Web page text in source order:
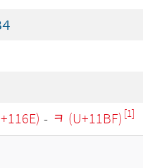
- ᆿ (U+11BF) [1]